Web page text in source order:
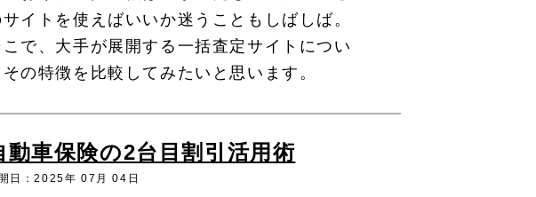
イトを使えばいいか迷うこともしばしば。
で、大手が展開する一括査定サイトについ
の特徴を比較してみたいと思います。
動車保険の2台目割引活用術
日：2025年 07月 04日